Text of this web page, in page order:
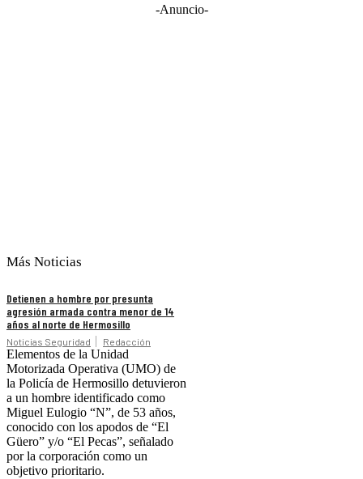
-Anuncio-
Más Noticias
Detienen a hombre por presunta
agresión armada contra menor de 14
años al norte de Hermosillo
Noticias Seguridad Redacción
Elementos de la Unidad
Motorizada Operativa (UMO) de
la Policía de Hermosillo detuvieron
a un hombre identificado como
Miguel Eulogio “N”, de 53 años,
conocido con los apodos de “El
Güero” y/o “El Pecas”, señalado
por la corporación como un
objetivo prioritario.